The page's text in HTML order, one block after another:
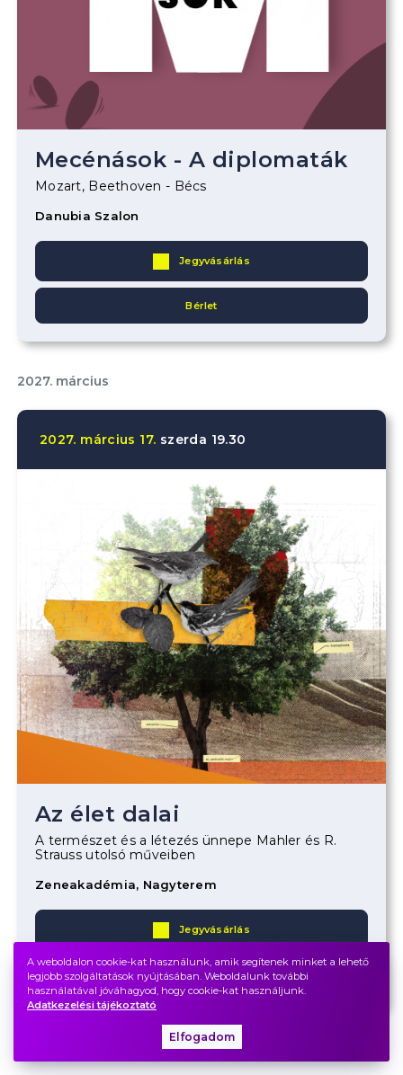
Mecénások - A diplomaták
Mozart, Beethoven - Bécs
Danubia Szalon
Jegyvásárlás
Bérlet
2027. március
2027. március 17. szerda 19.30
Az élet dalai
A természet és a létezés ünnepe Mahler és R.
Strauss utolsó műveiben
Zeneakadémia, Nagyterem
Jegyvásárlás
Bérlet
A weboldalon cookie-kat használunk, amik segítenek minket a lehető
legjobb szolgáltatások nyújtásában. Weboldalunk további
használatával jóváhagyod, hogy cookie-kat használjunk.
Adatkezelési tájékoztató
Elfogadom